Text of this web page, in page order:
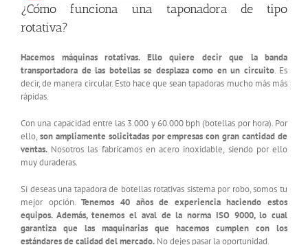
¿Cómo funciona una taponadora de tipo
rotativa?
Hacemos máquinas rotativas. Ello quiere decir que la banda
transportadora de las botellas se desplaza como en un circuito. Es
decir, de manera circular. Esto hace que sean tapadoras mucho más más
rápidas.
Con una capacidad entre las 3.000 y 60.000 bph (botellas por hora). Por
ello, son ampliamente solicitadas por empresas con gran cantidad de
ventas. Nosotros las fabricamos en acero inoxidable, siendo por ello
muy duraderas.
Si deseas una tapadora de botellas rotativas sistema por robo, somos tu
mejor opción.Tenemos 40 años de experiencia haciendo estos
equipos. Además, tenemos el aval de la norma ISO 9000, lo cual
garantiza que las maquinarias que hacemos cumplen con los
estándares de calidad del mercado. No dejes pasar la oportunidad.